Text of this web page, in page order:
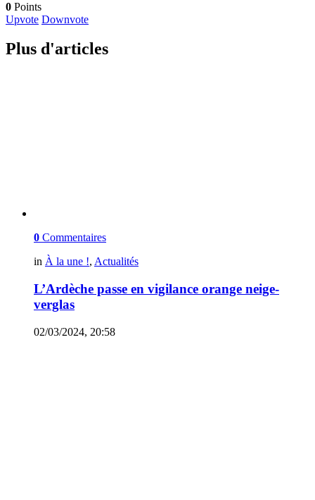
0 Points
Upvote Downvote
Plus d'articles
0 Commentaires
in À la une !, Actualités
L’Ardèche passe en vigilance orange neige-
verglas
02/03/2024, 20:58